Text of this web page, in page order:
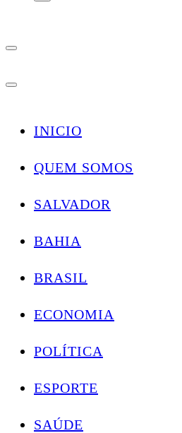
INICIO
QUEM SOMOS
SALVADOR
BAHIA
BRASIL
ECONOMIA
POLÍTICA
ESPORTE
SAÚDE